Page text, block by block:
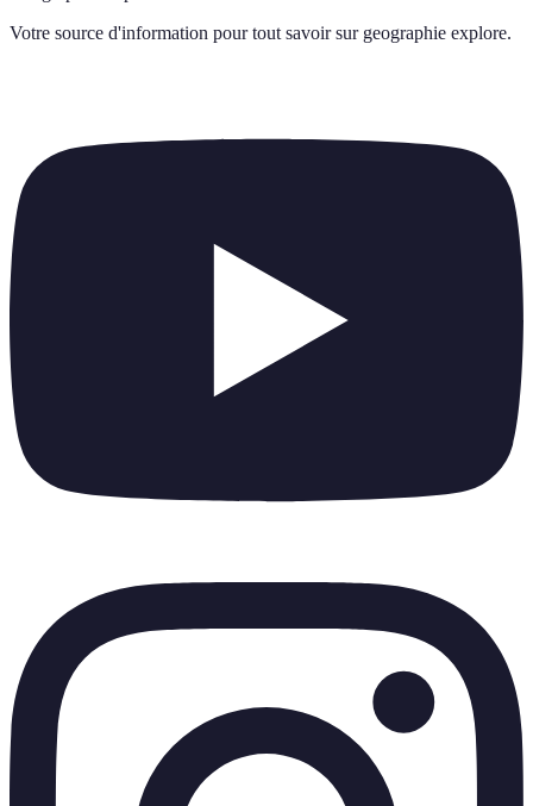
Votre source d'information pour tout savoir sur geographie explore.